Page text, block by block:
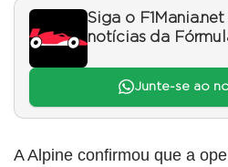
Siga o
notícias da
Junte-se ao
A Alpine confirmou que a